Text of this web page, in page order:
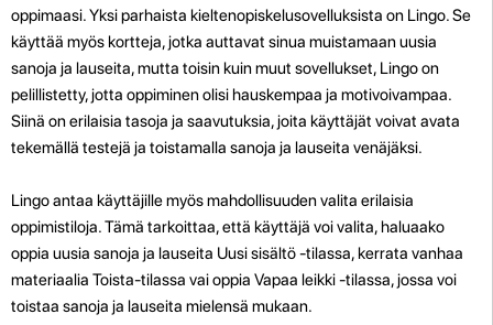
oppimaasi. Yksi parhaista kieltenopiskelusovelluksista on Lingo. Se
käyttää myös kortteja, jotka auttavat sinua muistamaan uusia
sanoja ja lauseita, mutta toisin kuin muut sovellukset, Lingo on
pelillistetty, jotta oppiminen olisi hauskempaa ja motivoivampaa.
Siinä on erilaisia tasoja ja saavutuksia, joita käyttäjät voivat avata
tekemällä testejä ja toistamalla sanoja ja lauseita venäjäksi.
Lingo antaa käyttäjille myös mahdollisuuden valita erilaisia
oppimistiloja. Tämä tarkoittaa, että käyttäjä voi valita, haluaako
oppia uusia sanoja ja lauseita Uusi sisältö -tilassa, kerrata vanhaa
materiaalia Toista-tilassa vai oppia Vapaa leikki -tilassa, jossa voi
toistaa sanoja ja lauseita mielensä mukaan.